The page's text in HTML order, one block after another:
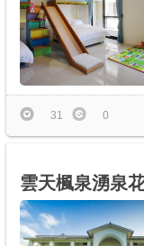
31 0
雲天楓泉湧泉